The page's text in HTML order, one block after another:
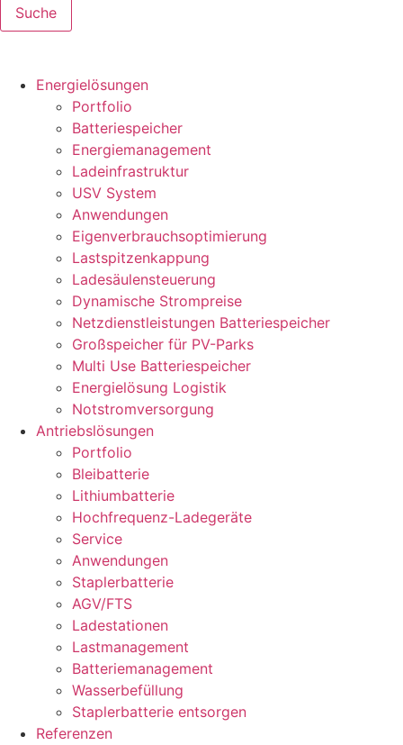
Suche
Energielösungen
Portfolio
Batteriespeicher
Energiemanagement
Ladeinfrastruktur
USV System
Anwendungen
Eigenverbrauchsoptimierung
Lastspitzenkappung
Ladesäulensteuerung
Dynamische Strompreise
Netzdienstleistungen Batteriespeicher
Großspeicher für PV-Parks
Multi Use Batteriespeicher
Energielösung Logistik
Notstromversorgung
Antriebslösungen
Portfolio
Bleibatterie
Lithiumbatterie
Hochfrequenz-Ladegeräte
Service
Anwendungen
Staplerbatterie
AGV/FTS
Ladestationen
Lastmanagement
Batteriemanagement
Wasserbefüllung
Staplerbatterie entsorgen
Referenzen